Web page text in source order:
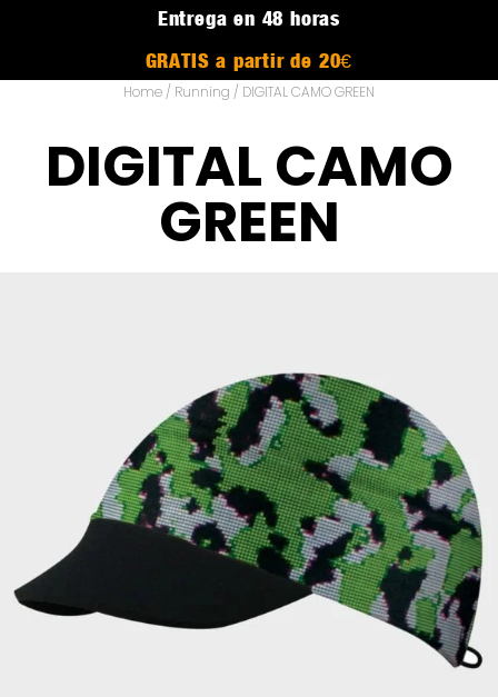
Entrega en 48 horas
GRATIS a partir de 20€
Home / Running / DIGITAL CAMO GREEN
DIGITAL CAMO
GREEN